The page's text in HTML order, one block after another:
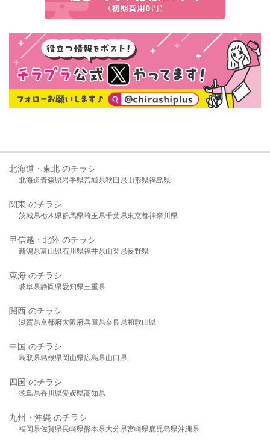
北海道・東北 のチラシ
北海道青森県岩手県宮城県秋田県山形県福島県
関東 のチラシ
茨城県栃木県群馬県埼玉県千葉県東京都神奈川県
甲信越・北陸 のチラシ
新潟県富山県石川県福井県山梨県長野県
東海 のチラシ
岐阜県静岡県愛知県三重県
関西 のチラシ
滋賀県京都府大阪府兵庫県奈良県和歌山県
中国 のチラシ
鳥取県島根県岡山県広島県山口県
四国 のチラシ
徳島県香川県愛媛県高知県
九州・沖縄 のチラシ
福岡県佐賀県長崎県熊本県大分県宮崎県鹿児島県沖縄県